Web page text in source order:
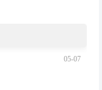
05-07